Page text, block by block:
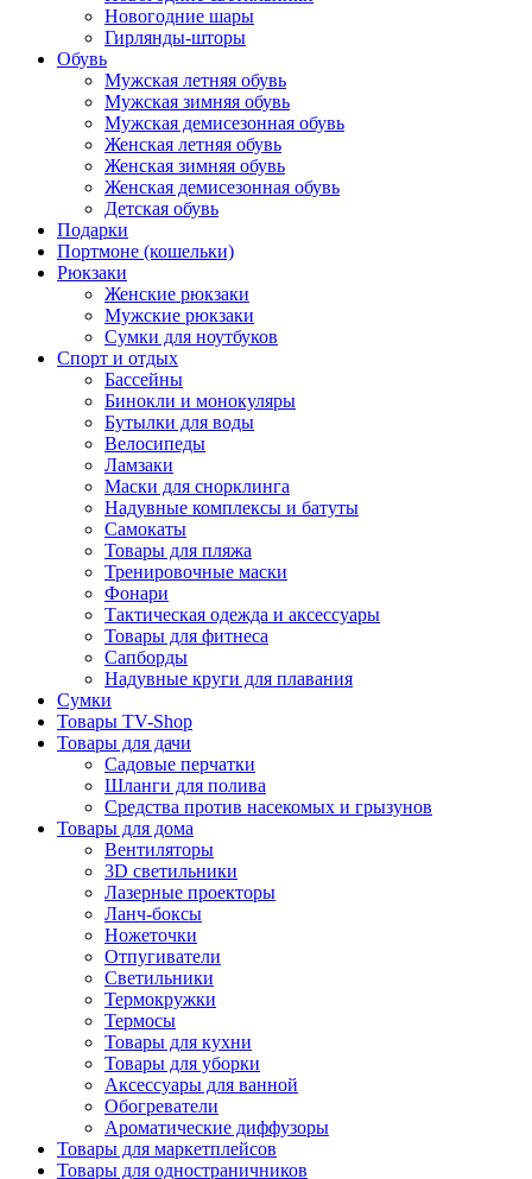
Новогодние шары
Гирлянды-шторы
Обувь
Мужская летняя обувь
Мужская зимняя обувь
Мужская демисезонная обувь
Женская летняя обувь
Женская зимняя обувь
Женская демисезонная обувь
Детская обувь
Подарки
Портмоне (кошельки)
Рюкзаки
Женские рюкзаки
Мужские рюкзаки
Сумки для ноутбуков
Спорт и отдых
Бассейны
Бинокли и монокуляры
Бутылки для воды
Велосипеды
Ламзаки
Маски для снорклинга
Надувные комплексы и батуты
Самокаты
Товары для пляжа
Тренировочные маски
Фонари
Тактическая одежда и аксессуары
Товары для фитнеса
Сапборды
Надувные круги для плавания
Сумки
Товары TV-Shop
Товары для дачи
Садовые перчатки
Шланги для полива
Средства против насекомых и грызунов
Товары для дома
Вентиляторы
3D светильники
Лазерные проекторы
Ланч-боксы
Ножеточки
Отпугиватели
Светильники
Термокружки
Термосы
Товары для кухни
Товары для уборки
Аксессуары для ванной
Обогреватели
Ароматические диффузоры
Товары для маркетплейсов
Товары для одностраничников